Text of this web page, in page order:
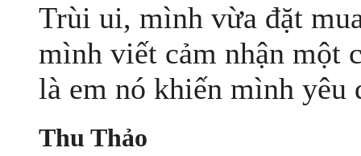
Trùi ui, mình vừa đặt
mình viết cảm nhận một
là em nó khiến mình yêu
Thu Thảo